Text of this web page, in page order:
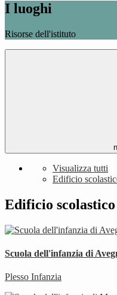
I luoghi
Risorse dell'istituto
Visualizza tutti
Edificio
Edificio scolastico
Scuola dell'infanzia di
Plesso Infanzia